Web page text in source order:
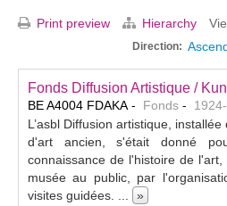
Print preview Hierarchy
Direction:
Fonds Diffusion Artistique /
BE A4004 FDAKA Fonds
L’asbl Diffusion artistique,
d'art ancien, s'était donné
connaissance de l'histoire de
musée au public, par
visites guidées. ... »